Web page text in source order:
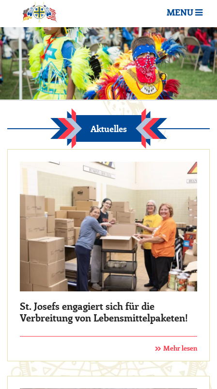
MENU
Aktuelles
St. Josefs engagiert sich für die
Verbreitung von Lebensmittelpaketen!
Mehr lesen